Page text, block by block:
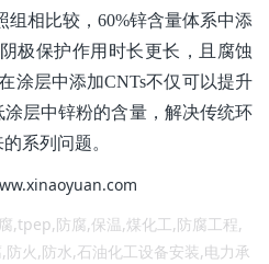
组相比较，60%锌含量体系中添
极保护作用时长更长，且腐蚀
涂层中添加CNTs不仅可以提升
层中锌粉的含量，解决传统环
系列问题。
,tpep,防腐,保温 ,煤化工,防腐工程,
火,防水,石油化工设备安装,电力承